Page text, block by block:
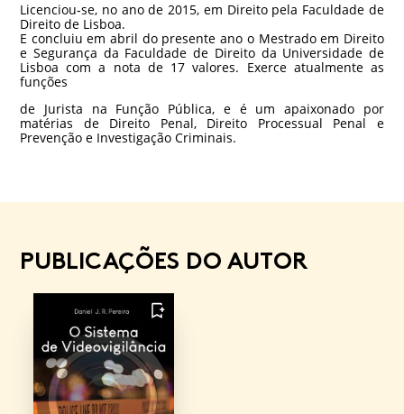
Licenciou‐se, no ano de 2015, em Direito pela Faculdade de
Direito de Lisboa.
E concluiu em abril do presente ano o Mestrado em Direito
e Segurança da Faculdade de Direito da Universidade de
Lisboa com a nota de 17 valores. Exerce atualmente as
funções
de Jurista na Função Pública, e é um apaixonado por
matérias de Direito Penal, Direito Processual Penal e
Prevenção e Investigação Criminais.
PUBLICAÇÕES DO AUTOR
FAVORITO